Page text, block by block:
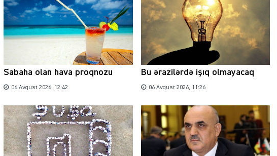
Sabaha olan hava proqnozu
06 Avqust 2026, 12:42
Bu ərazilərdə işıq olmayacaq
06 Avqust 2026, 11:26